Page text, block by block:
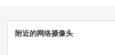
附近的网络摄像头